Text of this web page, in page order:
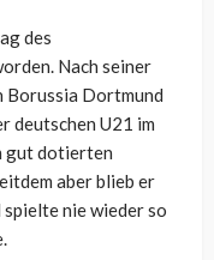
des
Nach seiner
Borussia Dortmund
deutschen U21 im
gut dotierten
aber blieb er
nie wieder so